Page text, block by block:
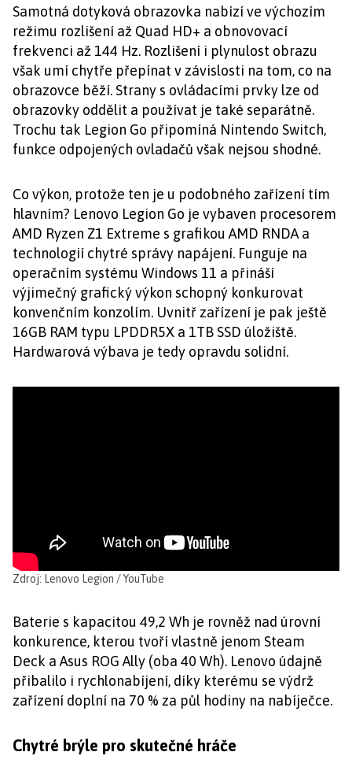
Samotná dotyková obrazovka nabízí ve výchozím
režimu rozlišení až Quad HD+ a obnovovací
frekvenci až 144 Hz. Rozlišení i plynulost obrazu
však umí chytře přepínat v závislosti na tom, co na
obrazovce běží. Strany s ovládacími prvky lze od
obrazovky oddělit a používat je také separátně.
Trochu tak Legion Go připomíná Nintendo Switch,
funkce odpojených ovladačů však nejsou shodné.
Co výkon, protože ten je u podobného zařízení tím
hlavním? Lenovo Legion Go je vybaven procesorem
AMD Ryzen Z1 Extreme s grafikou AMD RNDA a
technologií chytré správy napájení. Funguje na
operačním systému Windows 11 a přináší
výjimečný grafický výkon schopný konkurovat
konvenčním konzolím. Uvnitř zařízení je pak ještě
16GB RAM typu LPDDR5X a 1TB SSD úložiště.
Hardwarová výbava je tedy opravdu solidní.
Zdroj: Lenovo Legion / YouTube
Baterie s kapacitou 49,2 Wh je rovněž nad úrovní
konkurence, kterou tvoří vlastně jenom Steam
Deck a Asus ROG Ally (oba 40 Wh). Lenovo údajně
přibalilo i rychlonabíjení, díky kterému se výdrž
zařízení doplní na 70 % za půl hodiny na nabíječce.
Chytré brýle pro skutečné hráče